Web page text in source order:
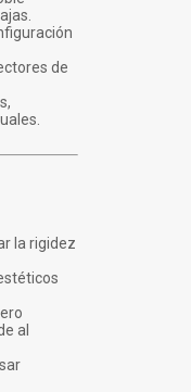
de
la rigidez
al